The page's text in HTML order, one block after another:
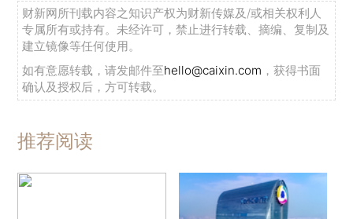
财新网所刊载内容之知识产权为财新传媒及/或相关权利人
专属所有或持有。未经许可，禁止进行转载、摘编、复制及
建立镜像等任何使用。
如有意愿转载，请发邮件至hello@caixin.com ，获得书面
确认及授权后，方可转载。
推荐阅读